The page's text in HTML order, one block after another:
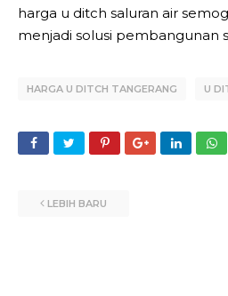
harga u ditch saluran air
menjadi solusi pembangunan
HARGA U DITCH TANGERANG U
LEBIH BARU